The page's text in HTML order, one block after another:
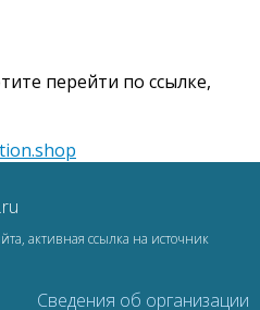
перейти по ссылке,
активная ссылка на источник
Сведения об организации